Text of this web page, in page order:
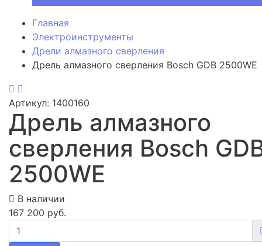
Главная
Электроинструменты
Дрели алмазного сверления
Дрель алмазного сверления Bosch GDB 2500WE
Артикул: 1400160
Дрель алмазного
сверления Bosch
2500WE
В наличии
167 200 руб.